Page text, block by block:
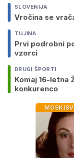
SLOVENIJA
Vročina se
TUJINA
Prvi podrobni
vzorci
DRUGI ŠPORTI
Komaj 16-letna
konkurenco